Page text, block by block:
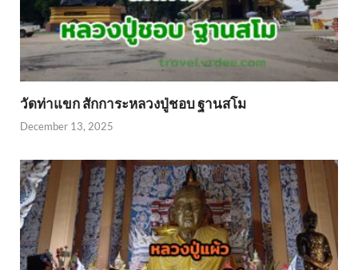
วัดท่าแขก สักการะหลวงปู่ชอบ ฐานสโม
December 13, 2025